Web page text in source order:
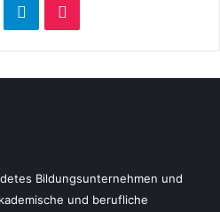
Telegram
Bildungsunternehmen und
und berufliche